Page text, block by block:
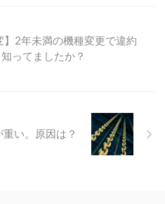
】2年未満の機種変更で違約
ってましたか？
い。原因は？